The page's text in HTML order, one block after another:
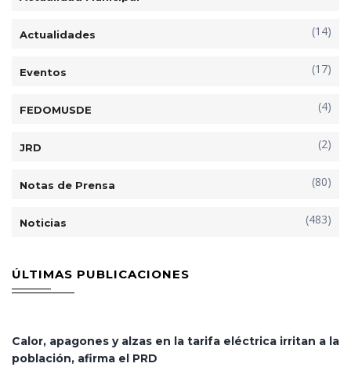
Actualidades (14)
Eventos (17)
FEDOMUSDE (4)
JRD (2)
Notas de Prensa (80)
Noticias (483)
ÚLTIMAS PUBLICACIONES
Calor, apagones y alzas en la tarifa eléctrica irritan a la
población, afirma el PRD